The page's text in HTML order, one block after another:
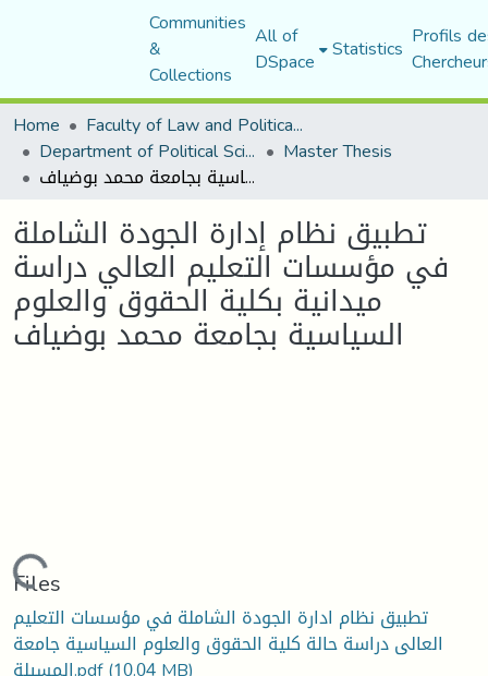
Communities
&
Collections
All of
DSpace Statistics Profils
Home
Faculty of Law and Political Science
Department of Political Sciences Master Thesis
تطبيق نظام إدارة الجودة الشاملة في مؤسسات التعليم العالي دراسة ميدانية بكلية الحقوق والعلوم السياسية بجامعة محمد بوضياف
تطبيق نظام إدارة الجودة الشاملة
في مؤسسات التعليم العالي دراسة
ميدانية بكلية الحقوق والعلوم
السياسية بجامعة محمد بوضياف
Loading...
Files
تطبيق نظام ادارة الجودة الشاملة في مؤسسات التعليم
العالى دراسة حالة كلية الحقوق والعلوم السياسية جامعة